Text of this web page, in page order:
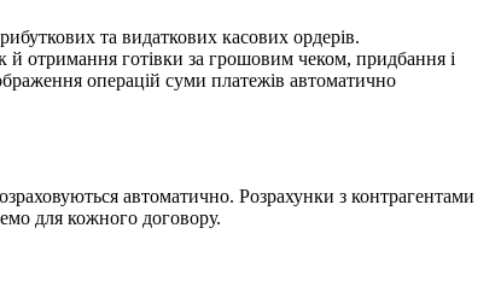
та видаткових касових ордерів.
й отримання готівки за грошовим чеком, придбання і
операцій суми платежів автоматично
автоматично. Розрахунки з контрагентами
для кожного договору.